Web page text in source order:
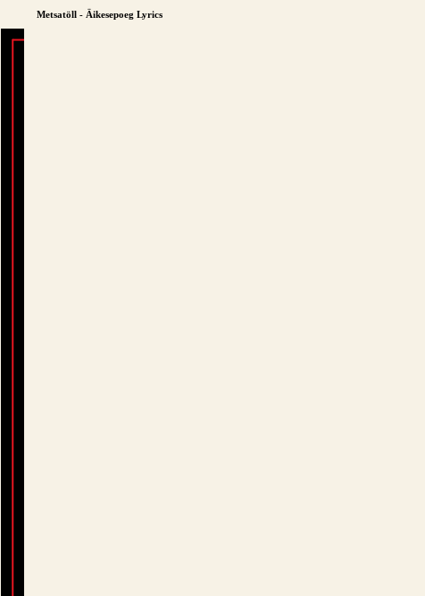
Metsatöll - Äikesepoeg Lyrics